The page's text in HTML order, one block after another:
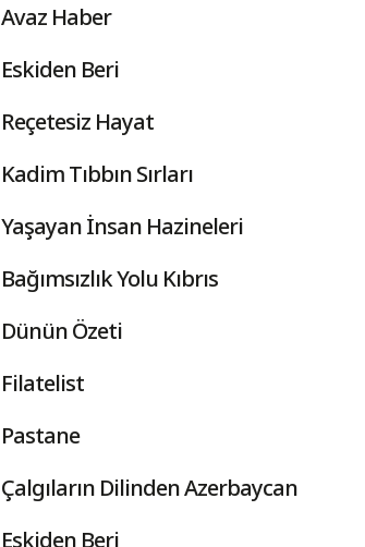
Avaz Haber
Eskiden Beri
Reçetesiz Hayat
Kadim Tıbbın Sırları
Yaşayan İnsan Hazineleri
Bağımsızlık Yolu Kıbrıs
Dünün Özeti
Filatelist
Pastane
Çalgıların Dilinden Azerbaycan
Eskiden Beri